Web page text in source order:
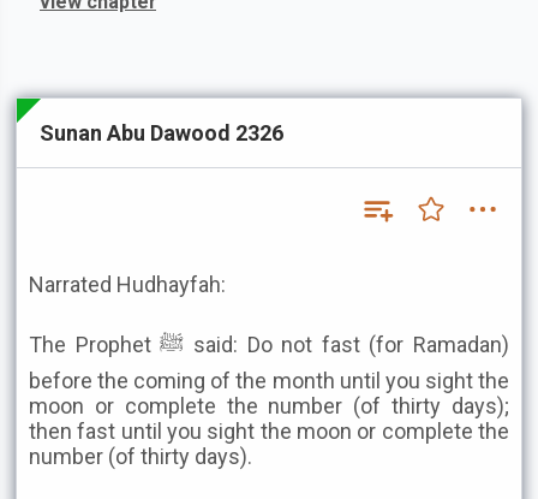
Sunan Abu Dawood 2326
Narrated Hudhayfah:
The Prophet ﷺ said: Do not fast (for Ramadan)
before the coming of the month until you sight the
moon or complete the number (of thirty days);
then fast until you sight the moon or complete the
number (of thirty days).